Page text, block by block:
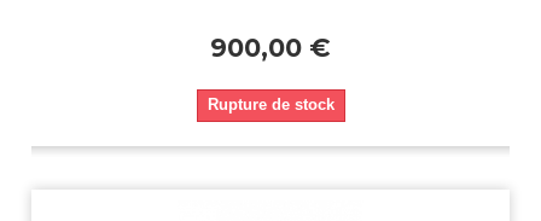
900,00 €
Rupture de stock